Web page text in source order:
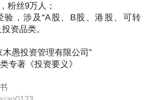
粉丝9万人；
验，涉及“A股、B股、港股、可转
资品类。
木愚投资管理有限公司”
专著《投资要义》